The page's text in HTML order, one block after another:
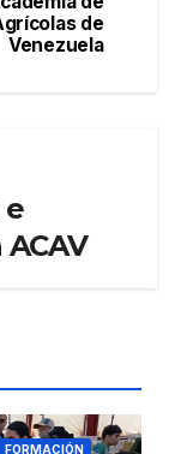
de
Venezuela
FORMACIÓN